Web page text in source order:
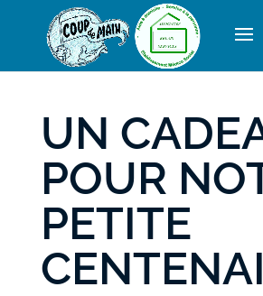
ACTUALITÉS
UN
POUR
PETITE